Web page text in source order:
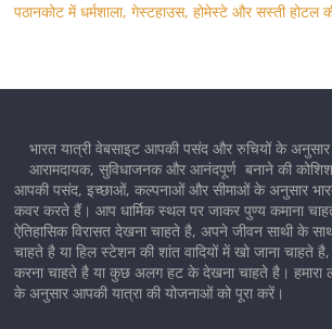
पठानकोट में धर्मशाला, गेस्टहाउस, होमेस्टे और सस्ती होटल
भारत यात्री वेबसाइट आपकी पसंद और रुचियों के
आरामदायक, सुविधाजनक और आनंदपूर्ण बनाने की कोशिश
आपकी पसंद, इच्छाओं, कल्पनाओं और सीमाओं के अनुसार
कवर करते हैं। आप धार्मिक स्थल पर जाकर पुण्य कमाना
ऐतिहासिक विरासत देखना चाहते है, अपने जीवन साथी के साथ
चाहते है या हिल स्टेशन की शांत वादियों में खो जाना चाहते
करना चाहते है या कुछ अलग हट के देखना चाहते है।
के अनुसार आपकी यात्रा की योजनाओं को पूरा करें।